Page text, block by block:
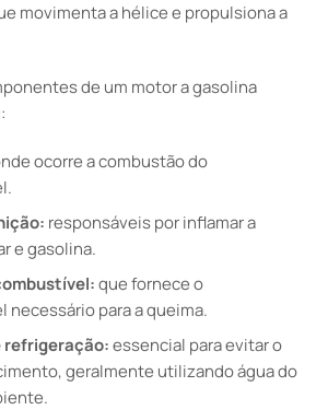
movimenta a hélice e propulsiona a
de um motor a gasolina
ocorre a combustão do
responsáveis por inflamar a
e gasolina.
que fornece o
necessário para a queima.
refrigeração:essencial para evitar o
geralmente utilizando água do